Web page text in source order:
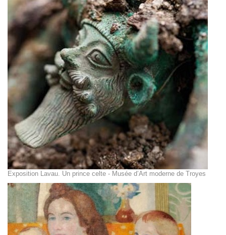
Exposition Lavau. Un prince celte - Musée d’Art moderne de Troyes